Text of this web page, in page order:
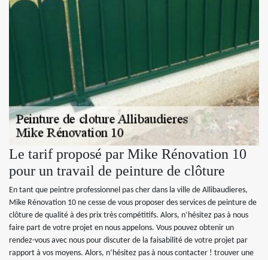
Le tarif proposé par Mike Rénovation 10
pour un travail de peinture de clôture
En tant que peintre professionnel pas cher dans la ville de Allibaudieres,
Mike Rénovation 10 ne cesse de vous proposer des services de peinture de
clôture de qualité à des prix très compétitifs. Alors, n’hésitez pas à nous
faire part de votre projet en nous appelons. Vous pouvez obtenir un
rendez-vous avec nous pour discuter de la faisabilité de votre projet par
rapport à vos moyens. Alors, n’hésitez pas à nous contacter ! trouver une